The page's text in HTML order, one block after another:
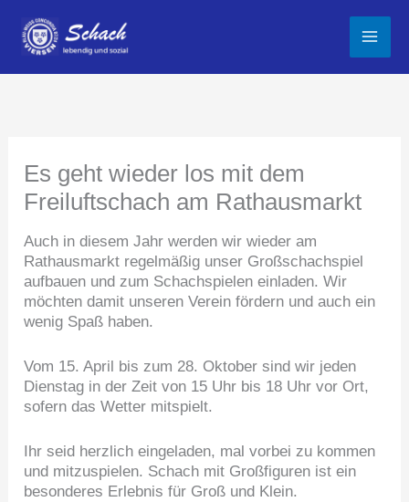
Inhalt
springen
Es geht wieder los mit dem
Freiluftschach am Rathausmarkt
Auch in diesem Jahr werden wir wieder am
Rathausmarkt regelmäßig unser Großschachspiel
aufbauen und zum Schachspielen einladen. Wir
möchten damit unseren Verein fördern und auch ein
wenig Spaß haben.
Vom 15. April bis zum 28. Oktober sind wir jeden
Dienstag in der Zeit von 15 Uhr bis 18 Uhr vor Ort,
sofern das Wetter mitspielt.
Ihr seid herzlich eingeladen, mal vorbei zu kommen
und mitzuspielen. Schach mit Großfiguren ist ein
besonderes Erlebnis für Groß und Klein.